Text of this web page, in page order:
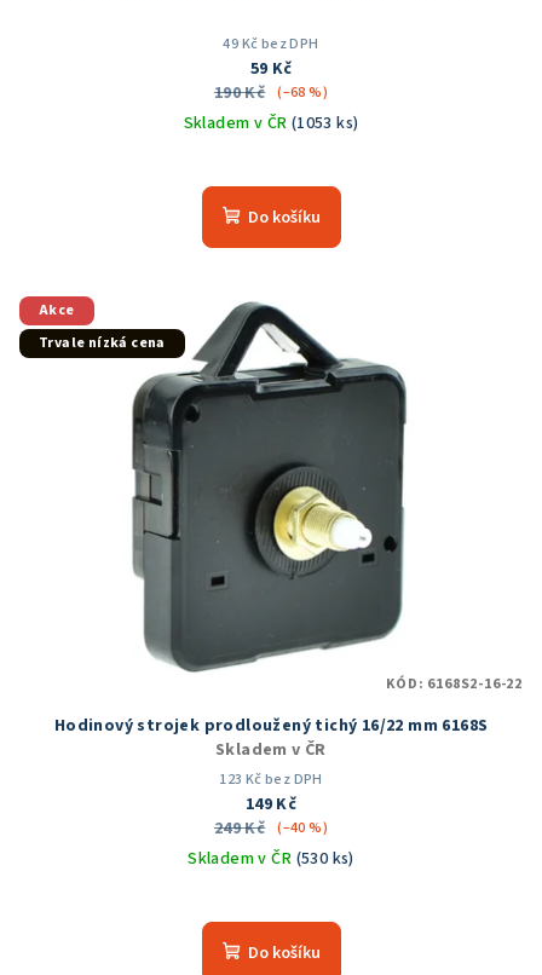
49 Kč bez DPH
59 Kč
190 Kč (–68 %)
Skladem v ČR (1053 ks)
hodnocení
produktu
5
hvězdiček.
Do košíku
Akce
Trvale nízká cena
Hodinový strojek prodloužený tichý 16/22 mm 6168S
Skladem v ČR
123 Kč bez DPH
149 Kč
249 Kč (–40 %)
Skladem v ČR (530 ks)
hodnocení
produktu
Do košíku
KÓD: 6168S2-16-22